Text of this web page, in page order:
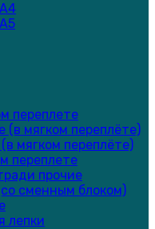
переплете
(в мягком переплёте)
мягком переплёте)
переплете
прочие
сменным блоком)
лепки